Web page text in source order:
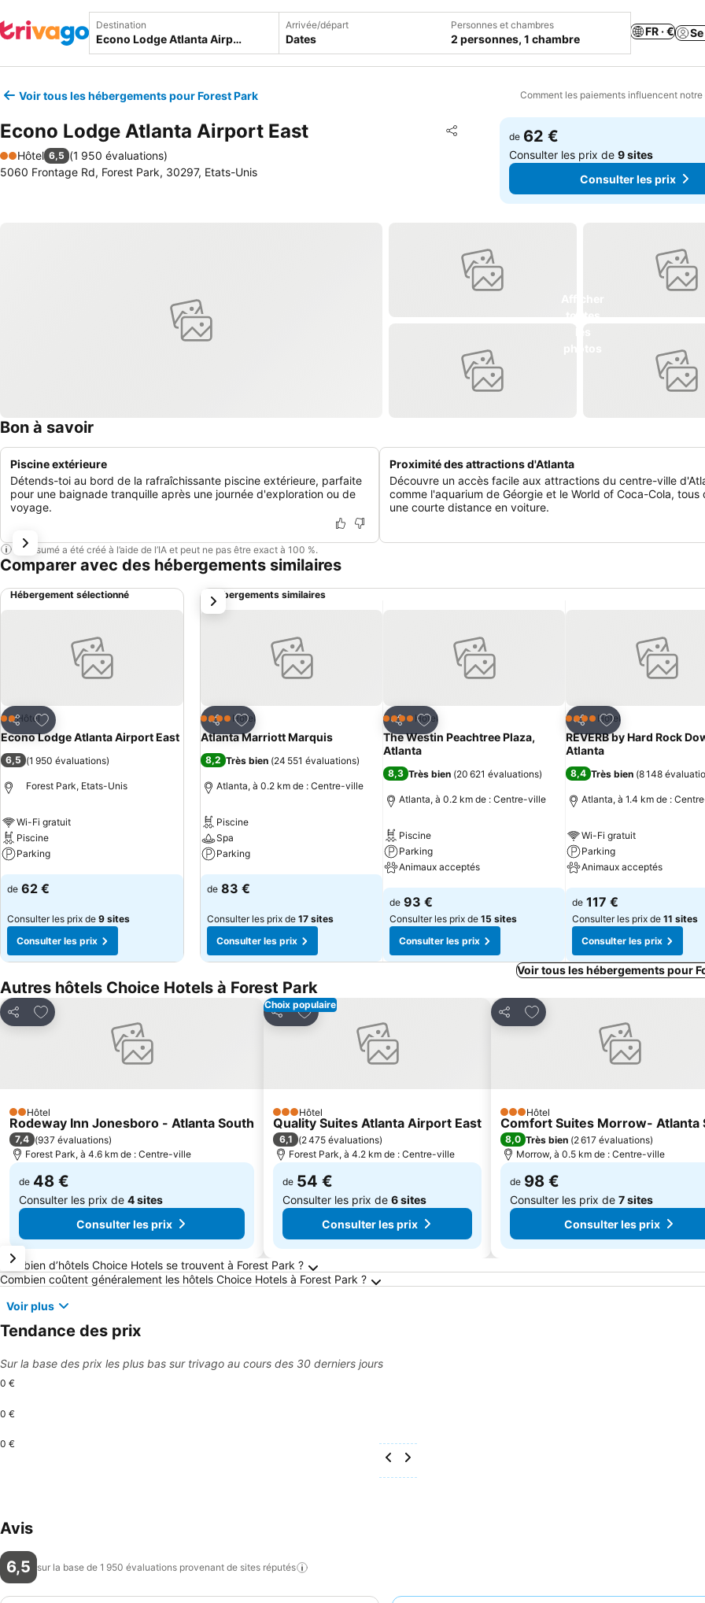
Destination Arrivée/départ
Dates
Personnes et chambres
2 personnes, 1 chambre
FR · €
Voir tous les hébergements pour Forest Park Comment les paiements influencent
Econo Lodge Atlanta Airport East Partager
Ajouter à mes favoris
2 Étoiles
Hôtel 6,5 (1 950 évaluations)
5060 Frontage Rd, Forest Park, 30297, Etats-Unis
de 62 €
Consulter les prix de9 sites
Consulter les prix
Bon à savoir
Piscine extérieure
Détends-toi au bord de la rafraîchissante piscine extérieure, parfaite
pour une baignade tranquille après une journée d'exploration ou de
voyage.
Proximité des attractions d'Atlanta
Découvre un accès facile aux attractions du centre-ville
comme l'aquarium de Géorgie et le World of Coca-Cola, tous
une courte distance en voiture.
Ce résumé a été créé à l’aide de l’IA et peut ne pas être exact à 100 %.
Comparer avec des hébergements similaires
Hébergement sélectionné
Partager
Ajouter à mes favoris
2 Étoiles
Hôtel
Econo Lodge Atlanta Airport East
6,5 (1 950 évaluations)
Forest Park, Etats-Unis
Wi-Fi gratuit
Piscine
Parking
Consulter les prix
de 62 €
Consulter les prix de 9 sites
Consulter les prix
Hébergements similaires
Partager
Ajouter à mes favoris
4 ÉtoilesHôtel
Atlanta Marriott Marquis
8,2 Très bien (24 551 évaluations)
Atlanta, à 0.2 km de : Centre-ville
Piscine
Spa
Parking
Consulter les prix
de 83 €
Consulter les prix de 17 sites
Consulter les prix
Partager
Ajouter à mes favoris
4 ÉtoilesHôtel
The Westin Peachtree Plaza,
Atlanta
8,3 Très bien (20 621 évaluations)
Atlanta, à 0.2 km de : Centre-ville
Piscine
Parking
Animaux acceptés
Consulter les prix
de 93 €
Consulter les prix de 15 sites
Consulter les prix
Partager
Ajouter à mes
4 ÉtoilesHôtel
REVERB by Hard Rock
Atlanta
8,4 Très bien (8 148
Atlanta, à 1.4 km de :
Wi-Fi gratuit
Parking
Animaux acceptés
Consulter les prix
de 117 €
Consulter les prix de 11 sites
Consulter les prix
suivant
Voir tous les hébergements pour
Autres hôtels Choice Hotels à Forest Park
Partager
Ajouter à mes favoris
2 Étoiles
Hôtel
Rodeway Inn Jonesboro - Atlanta South
7,4 (937 évaluations)
Forest Park, à 4.6 km de : Centre-ville
de 48 €
Consulter les prix de 4 sites
Consulter les prix
Choix populaire
Partager
Ajouter à mes favoris
3 Étoiles
Hôtel
Quality Suites Atlanta Airport East
6,1 (2 475 évaluations)
Forest Park, à 4.2 km de : Centre-ville
de 54 €
Consulter les prix de 6 sites
Consulter les prix
Partager
Ajouter à mes favoris
3 Étoiles
Hôtel
Comfort Suites Morrow- Atlanta
8,0 Très bien (2 617 évaluations)
Morrow, à 0.5 km de : Centre-ville
de 98 €
Consulter les prix de 7 sites
Consulter les prix
Questions fréquemment posées au sujet de Forest Park
Combien d’hôtels Choice Hotels se trouvent à Forest Park ?
Combien coûtent généralement les hôtels Choice Hotels à Forest Park ?
Voir plus
Tendance des prix
Sur la base des prix les plus bas sur trivago au cours des 30 derniers jours
0 €
0 €
0 €
Avis
6,5 sur la base de 1 950 évaluations provenant de sites réputés